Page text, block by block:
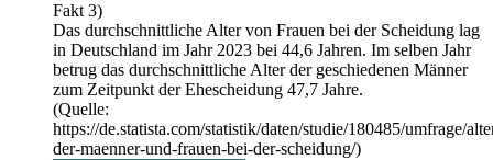
Fakt 3)
Das durchschnittliche Alter von Frauen bei der Scheidung lag
in Deutschland im Jahr 2023 bei 44,6 Jahren. Im selben Jahr
betrug das durchschnittliche Alter der geschiedenen Männer
zum Zeitpunkt der Ehescheidung 47,7 Jahre.
(Quelle:
https://de.statista.com/statistik/daten/studie/180485/umfrage/
der-maenner-und-frauen-bei-der-scheidung/)